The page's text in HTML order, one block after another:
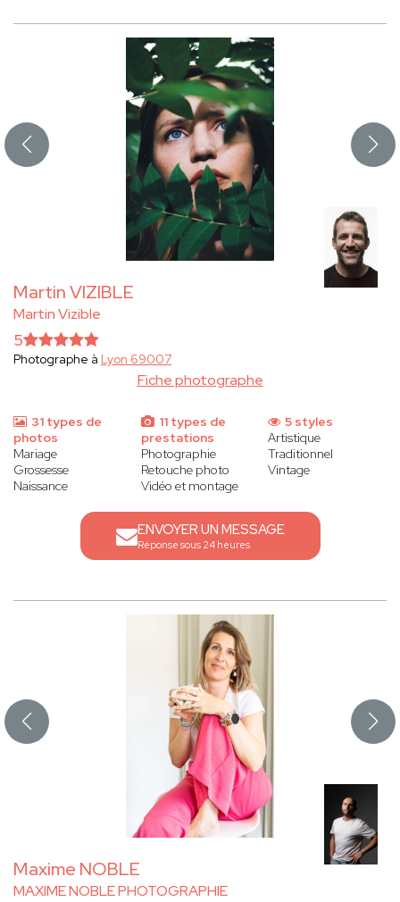
Martin VIZIBLE
Martin Vizible
Fiche photographe
5
Photographe à Lyon 69007
31 types de
photos
Mariage
Grossesse
Naissance
11 types de
prestations
Photographie
Retouche photo
Vidéo et montage
5 styles
Artistique
Traditionnel
Vintage
ENVOYER UN MESSAGE
Réponse sous 24 heures
Maxime NOBLE
MAXIME NOBLE PHOTOGRAPHIE